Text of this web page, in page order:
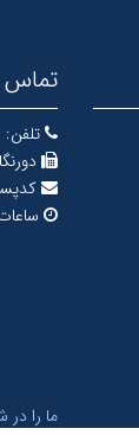
تماس
تلفن:
ما را